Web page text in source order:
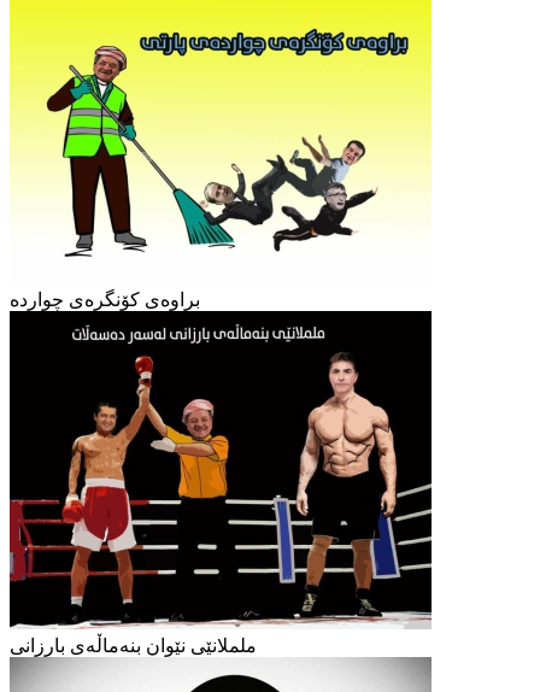
براوەی کۆنگرەی چواردە
ململانێی نێوان بنەماڵەی بارزانی